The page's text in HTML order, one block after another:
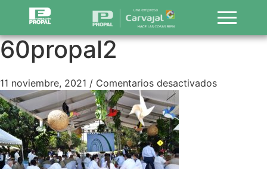
60propal2
11 noviembre, 2021 / Comentarios desactivados